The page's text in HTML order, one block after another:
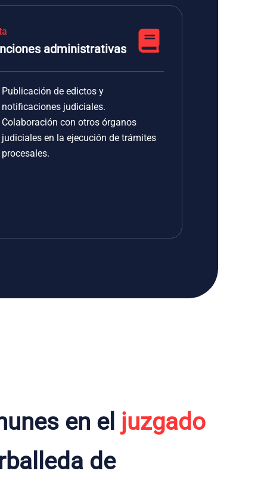
administrativas
Publicación de edictos y
notificaciones judiciales.
Colaboración con otros órganos
judiciales en la ejecución de trámites
procesales.
en el juzgado
de